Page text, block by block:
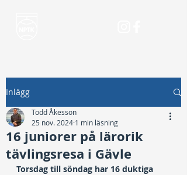
Inlägg
16 juniorer på lärorik
tävlingsresa i Gävle
Todd Åkesson
25 nov. 2024 1 min läsning
Torsdag till söndag har 16 duktiga